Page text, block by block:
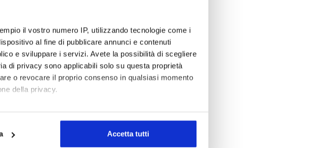
il vostro numero IP, utilizzando tecnologie come i
al fine di pubblicare annunci e contenuti
e sviluppare i servizi. Avete la possibilità di scegliere
di privacy sono applicabili solo su questa proprietà
o revocare il proprio consenso in qualsiasi momento
della privacy.
ricerca di caratteristiche specifiche (impronte
Accetta tutti
Everfit